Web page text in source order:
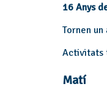
16 Anys
Tornen
Activitats
Matí